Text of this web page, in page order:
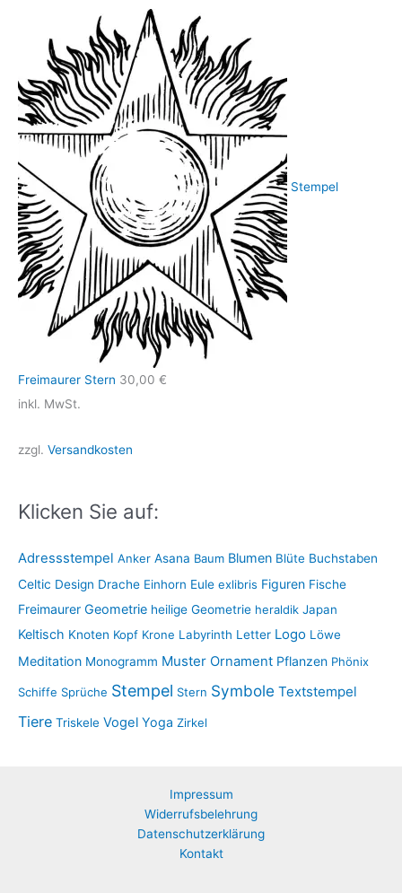
Stempel
Freimaurer Stern 30,00 €
inkl. MwSt.
zzgl. Versandkosten
Klicken Sie auf:
Adressstempel Anker Asana Baum Blumen Blüte Buchstaben
Celtic Design Drache Einhorn Eule exlibris Figuren Fische
Freimaurer Geometrie heilige Geometrie heraldik Japan
Keltisch Knoten Kopf Krone Labyrinth Letter Logo Löwe
Meditation Monogramm Muster Ornament Pflanzen Phönix
Schiffe Sprüche Stempel Stern Symbole Textstempel
Tiere Triskele Vogel Yoga Zirkel
Impressum
Widerrufsbelehrung
Datenschutzerklärung
Kontakt